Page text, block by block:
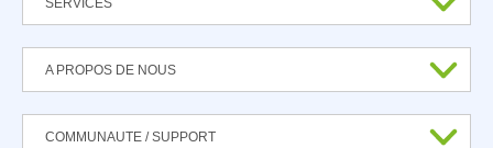
A PROPOS DE NOUS
COMMUNAUTE / SUPPORT